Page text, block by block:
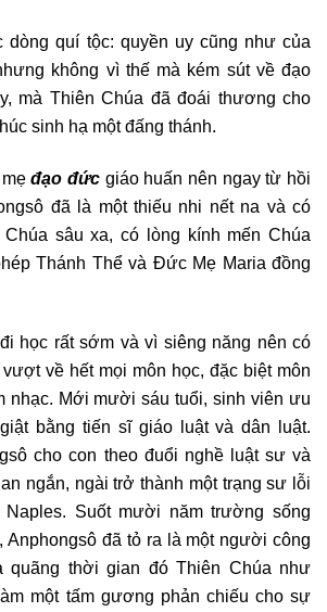
dòng quí tộc: quyền uy cũng như của
không vì thế mà kém sút về đạo
mà Thiên Chúa đã đoái thương cho
sinh hạ một đấng thánh.
mẹđạo đức giáo huấn nên ngay từ hồi
đã là một thiếu nhi nết na và có
Chúa sâu xa, có lòng kính mến Chúa
Thánh Thể và Đức Mẹ Maria đồng
học rất sớm và vì siêng năng nên có
về hết mọi môn học, đặc biệt môn
nhạc. Mới mười sáu tuổi, sinh viên ưu
bằng tiến sĩ giáo luật và dân luật.
cho con theo đuổi nghề luật sư và
ngắn, ngài trở thành một trạng sư lỗi
Suốt mười năm trường sống
Anphongsô đã tỏ ra là một người công
quãng thời gian đó Thiên Chúa như
một tấm gương phản chiếu cho sự